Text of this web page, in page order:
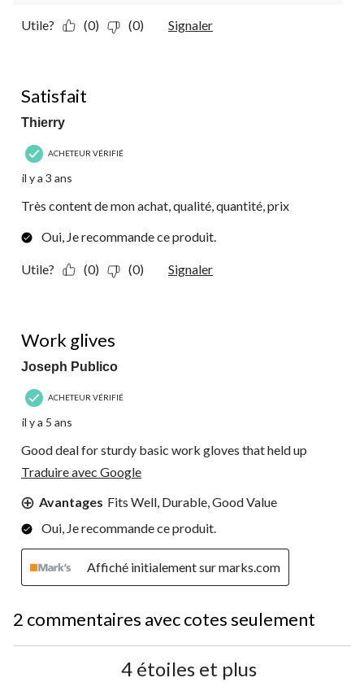
Utile? (0) (0) Signaler
Satisfait
Thierry
ACHETEUR VÉRIFIÉ
il y a 3 ans
Très content de mon achat, qualité, quantité, prix
Oui, Je recommande ce produit.
Utile? (0) (0) Signaler
Work glives
Joseph Publico
ACHETEUR VÉRIFIÉ
il y a 5 ans
Good deal for sturdy basic work gloves that held up
Traduire avec Google
Avantages Fits Well, Durable, Good Value
Oui, Je recommande ce produit.
Affiché initialement sur marks.com
2 commentaires avec cotes seulement
4 étoiles et plus